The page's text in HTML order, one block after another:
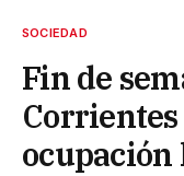
SOCIEDAD
Fin de